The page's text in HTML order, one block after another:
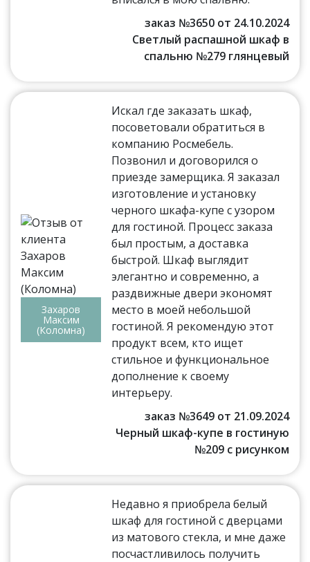
заказ №3650 от 24.10.2024
Светлый распашной шкаф в
спальню №279 глянцевый
Захаров
Максим
(Коломна)
Искал где заказать шкаф,
посоветовали обратиться в
компанию Росмебель.
Позвонил и договорился о
приезде замерщика. Я заказал
изготовление и установку
черного шкафа-купе с узором
для гостиной. Процесс заказа
был простым, а доставка
быстрой. Шкаф выглядит
элегантно и современно, а
раздвижные двери экономят
место в моей небольшой
гостиной. Я рекомендую этот
продукт всем, кто ищет
стильное и функциональное
дополнение к своему
интерьеру.
заказ №3649 от 21.09.2024
Черный шкаф-купе в гостиную
№209 с рисунком
Недавно я приобрела белый
шкаф для гостиной с дверцами
из матового стекла, и мне даже
посчастливилось получить